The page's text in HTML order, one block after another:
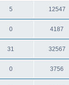
5 12547
0 4187
31 32567
0 3756